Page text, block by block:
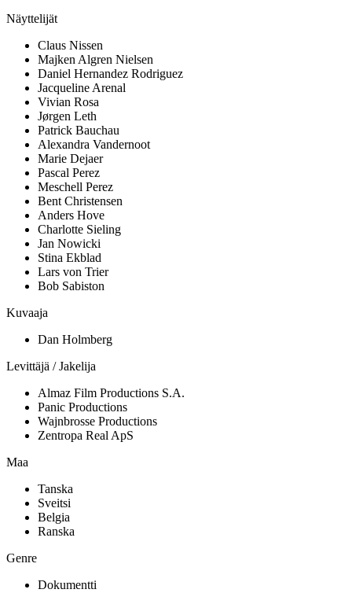
Näyttelijät
Claus Nissen
Majken Algren Nielsen
Daniel Hernandez Rodriguez
Jacqueline Arenal
Vivian Rosa
Jørgen Leth
Patrick Bauchau
Alexandra Vandernoot
Marie Dejaer
Pascal Perez
Meschell Perez
Bent Christensen
Anders Hove
Charlotte Sieling
Jan Nowicki
Stina Ekblad
Lars von Trier
Bob Sabiston
Kuvaaja
Dan Holmberg
Levittäjä / Jakelija
Almaz Film Productions S.A.
Panic Productions
Wajnbrosse Productions
Zentropa Real ApS
Maa
Tanska
Sveitsi
Belgia
Ranska
Genre
Dokumentti